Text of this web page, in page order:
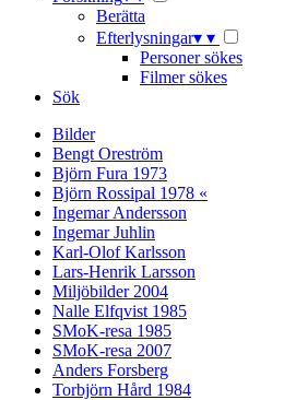
Berätta
Efterlysningar▾ ▾
Personer sökes
Filmer sökes
Sök
Bilder
Bengt Oreström
Björn Fura 1973
Björn Rossipal 1978 «
Ingemar Andersson
Ingemar Juhlin
Karl-Olof Karlsson
Lars-Henrik Larsson
Miljöbilder 2004
Nalle Elfqvist 1985
SMoK-resa 1985
SMoK-resa 2007
Anders Forsberg
Torbjörn Hård 1984